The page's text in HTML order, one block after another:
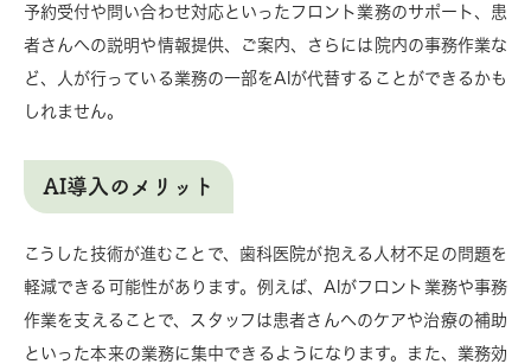
予約受付や問い合わせ対応といったフロント業務のサポート、患
者さんへの説明や情報提供、ご案内、さらには院内の事務作業な
ど、人が行っている業務の一部をAIが代替することができるかも
しれません。
AI導入のメリット
こうした技術が進むことで、歯科医院が抱える人材不足の問題を
軽減できる可能性があります。例えば、AIがフロント業務や事務
作業を支えることで、スタッフは患者さんへのケアや治療の補助
といった本来の業務に集中できるようになります。また、業務効